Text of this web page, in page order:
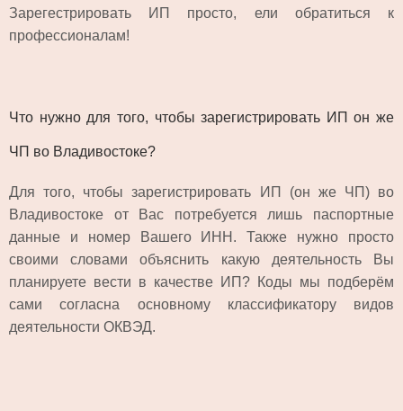
Зарегестрировать ИП просто, ели обратиться к
профессионалам!
Что нужно для того, чтобы зарегистрировать ИП он же
ЧП во Владивостоке?
Для того, чтобы зарегистрировать ИП (он же ЧП) во
Владивостоке от Вас потребуется лишь паспортные
данные и номер Вашего ИНН. Также нужно просто
своими словами объяснить какую деятельность Вы
планируете вести в качестве ИП? Коды мы подберём
сами согласна основному классификатору видов
деятельности ОКВЭД.